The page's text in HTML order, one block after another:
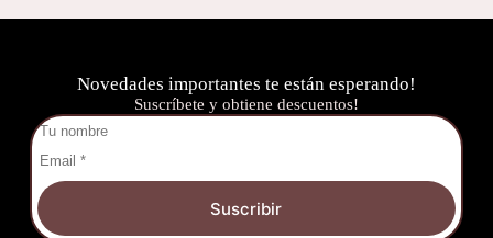
Novedades importantes te están esperando!
Suscríbete y obtiene descuentos!
Suscribir